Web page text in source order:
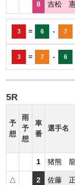
8 吉松
3 = 6 - 7
3 = 7 - 6
5R
予
想
雨
予
想
車
番
選手名
1 猪熊
△ 2 佐藤 正